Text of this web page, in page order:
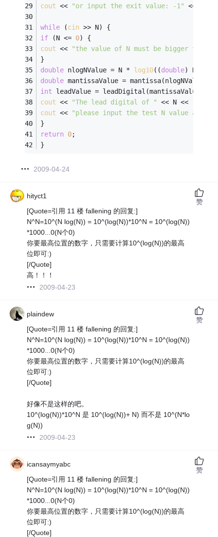
cout << "or input the exit value: -1" <<
while (cin >> N) {
if (N <= 0) {
cout <<
"the value of N must be bigger than
}
double nlogNValue = N * log10((double) N);
double mantissaValue = mantissa(nlogNValue);
int leadValue = leadDigital(mantissaValue);
cout << "The lead digital of " << N <<
cout << "please input the test N value again"
}
return 0;
}
2009-04-24
hityct1
[Quote=引用 11 楼 fallening 的回复:]
N^N=10^(N log(N)) = 10^(log(N))*10^N = 10^(log(N))
*1000...0(N个0)
你要最高位置的数字，只需要计算10^(log(N))的最高
位即可:)
[/Quote]
高！！！
2009-04-23
赞
plaindew
[Quote=引用 11 楼 fallening 的回复:]
N^N=10^(N log(N)) = 10^(log(N))*10^N = 10^(log(N))
*1000...0(N个0)
你要最高位置的数字，只需要计算10^(log(N))的最高
位即可:)
[/Quote]
好像不是这样的吧。
10^(log(N))*10^N 是 10^(log(N))+ N) 而不是 10^(N*lo
g(N))
2009-04-23
赞
icansaymyabc
[Quote=引用 11 楼 fallening 的回复:]
N^N=10^(N log(N)) = 10^(log(N))*10^N = 10^(log(N))
*1000...0(N个0)
你要最高位置的数字，只需要计算10^(log(N))的最高
位即可:)
[/Quote]
赞